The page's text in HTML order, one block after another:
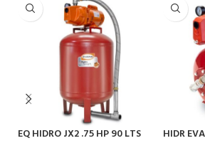
EQ HIDRO JX2 .75 HP 90 LTS
HIDR